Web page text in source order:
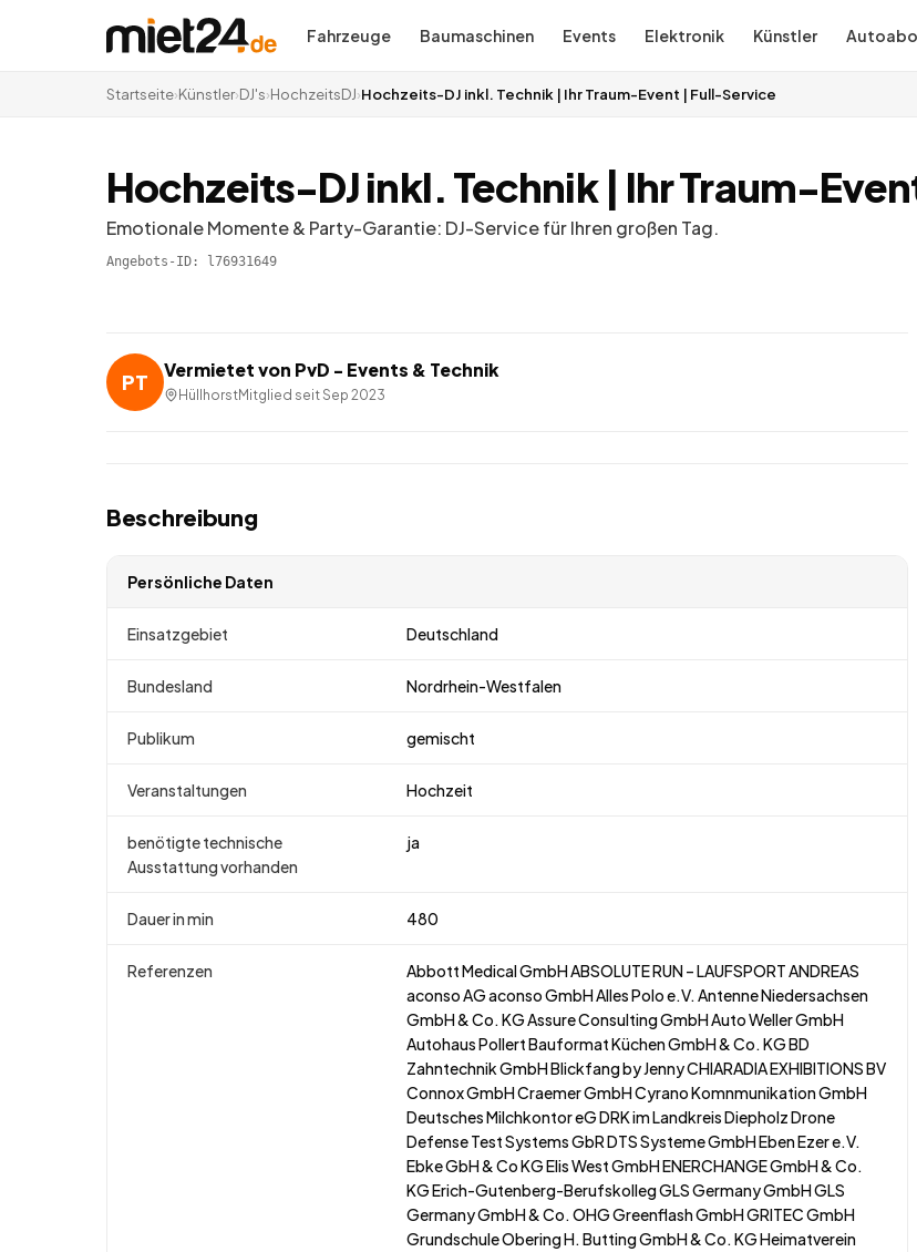
Fahrzeuge Baumaschinen Events Elektronik Künstler Autoabo
Startseite›Künstler›DJ's›HochzeitsDJ›Hochzeits-DJ inkl. Technik | Ihr Traum-Event | Full-Service
Hochzeits-DJ inkl. Technik | Ihr Traum-
Emotionale Momente & Party-Garantie: DJ-Service für Ihren großen Tag.
Angebots-ID: l76931649
PT Vermietet von PvD - Events & Technik
HüllhorstMitglied seit Sep 2023
Beschreibung
Persönliche Daten
Einsatzgebiet Deutschland
Bundesland Nordrhein-Westfalen
Publikum gemischt
Veranstaltungen Hochzeit
benötigte technische
Ausstattung vorhanden
ja
Dauer in min 480
Referenzen
Abbott Medical GmbH ABSOLUTE RUN – LAUFSPORT ANDREAS
aconso AG aconso GmbH Alles Polo e.V. Antenne Niedersachsen
GmbH & Co. KG Assure Consulting GmbH Auto Weller GmbH
Autohaus Pollert Bauformat Küchen GmbH & Co. KG BD
Zahntechnik GmbH Blickfang by Jenny CHIARADIA EXHIBITIONS BV
Connox GmbH Craemer GmbH Cyrano Komnmunikation GmbH
Deutsches Milchkontor eG DRK im Landkreis Diepholz Drone
Defense Test Systems GbR DTS Systeme GmbH Eben Ezer e.V.
Ebke GbH & Co KG Elis West GmbH ENERCHANGE GmbH & Co.
KG Erich-Gutenberg-Berufskolleg GLS Germany GmbH GLS
Germany GmbH & Co. OHG Greenflash GmbH GRITEC GmbH
Grundschule Obering H. Butting GmbH & Co. KG Heimatverein